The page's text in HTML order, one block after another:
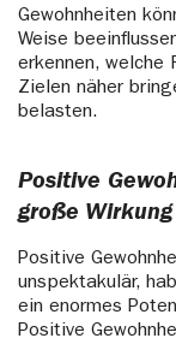
Gewohnheiten
Weise
erkennen, welche
Zielen näher
belasten.
Positive
große Wirkung
Positive
unspektakulär,
ein enormes
Positive